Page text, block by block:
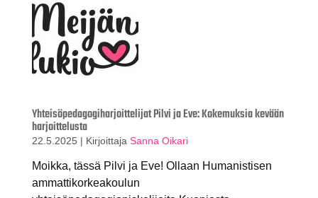
Yhteisöpedagogiharjoittelijat Pilvi ja Eve: Kokemuksia kevään
harjoittelusta
22.5.2025 | Kirjoittaja Sanna Oikari
Moikka, tässä Pilvi ja Eve! Ollaan Humanistisen
ammattikorkeakoulun